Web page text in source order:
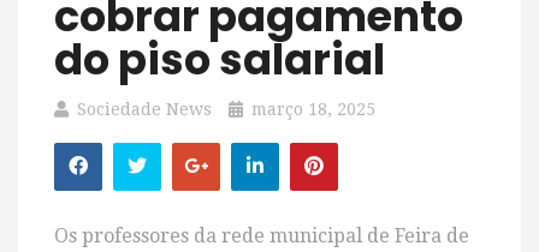
cobrar pagamento
do piso salarial
Sociedade News março 18, 2025
Os professores da rede municipal de Feira de